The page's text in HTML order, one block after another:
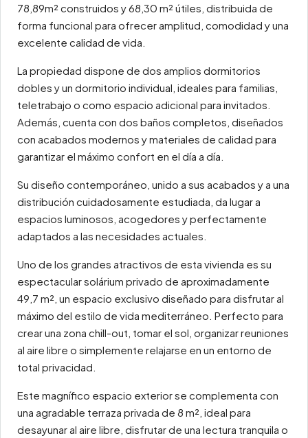
78,89m² construidos y 68,30 m² útiles, distribuida de
forma funcional para ofrecer amplitud, comodidad y una
excelente calidad de vida.
La propiedad dispone de dos amplios dormitorios
dobles y un dormitorio individual, ideales para familias,
teletrabajo o como espacio adicional para invitados.
Además, cuenta con dos baños completos, diseñados
con acabados modernos y materiales de calidad para
garantizar el máximo confort en el día a día.
Su diseño contemporáneo, unido a sus acabados y a una
distribución cuidadosamente estudiada, da lugar a
espacios luminosos, acogedores y perfectamente
adaptados a las necesidades actuales.
Uno de los grandes atractivos de esta vivienda es su
espectacular solárium privado de aproximadamente
49,7 m², un espacio exclusivo diseñado para disfrutar al
máximo del estilo de vida mediterráneo. Perfecto para
crear una zona chill-out, tomar el sol, organizar reuniones
al aire libre o simplemente relajarse en un entorno de
total privacidad.
Este magnífico espacio exterior se complementa con
una agradable terraza privada de 8 m², ideal para
desayunar al aire libre, disfrutar de una lectura tranquila o